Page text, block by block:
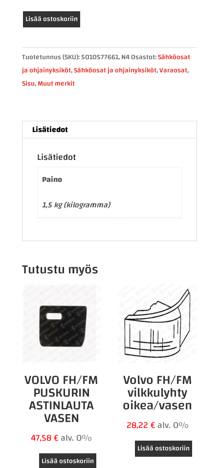
Renault/Sisu
TRF-
5010577661
määrä
Lisää ostoskoriin
Tuotetunnus (SKU):5010577661, N4Osastot:Sähköosat
ja ohjainyksiköt,Sähköosat ja ohjainyksiköt,Varaosat,
Sisu,Muut merkit
Lisätiedot
Lisätiedot
Paino
1,5 kg (kilogramma)
Tutustu myös
VOLVO FH/FM
PUSKURIN
ASTINLAUTA
VASEN
47,58€alv. 0%
Lisää ostoskoriin
Volvo FH/FM
vilkkulyhty
oikea/vasen
28,22€alv. 0%
Lisää ostoskoriin